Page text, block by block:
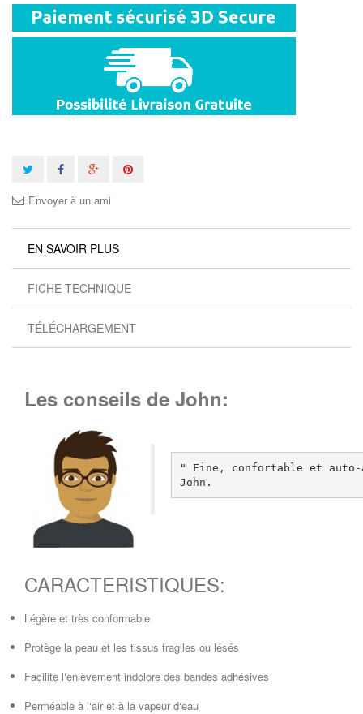
Envoyer à un ami
EN SAVOIR PLUS
FICHE TECHNIQUE
TÉLÉCHARGEMENT
Les conseils de John:
" Fine, confortable et auto-
John.
CARACTERISTIQUES:
Légère et très conformable
Protège la peau et les tissus fragiles ou lésés
Facilite l‘enlèvement indolore des bandes adhésives
Perméable à l‘air et à la vapeur d‘eau